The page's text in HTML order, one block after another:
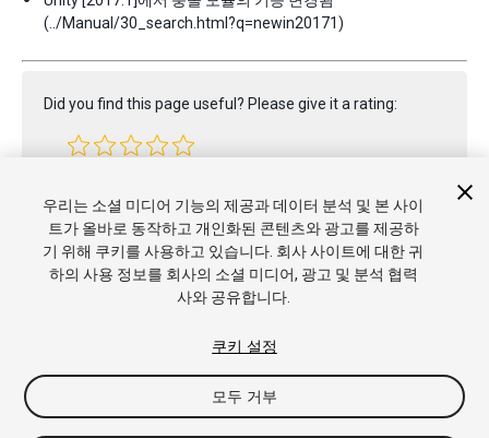
(../Manual/30_search.html?q=newin20171)
Did you find this page useful? Please give it a rating:
Copyright © 2020 Unity Technologies. Publication 2020.1
우리는 소셜 미디어 기능의 제공과 데이터 분석 및 본 사이
트가 올바로 동작하고 개인화된 콘텐츠와 광고를 제공하
기 위해 쿠키를 사용하고 있습니다. 회사 사이트에 대한 귀
하의 사용 정보를 회사의 소셜 미디어, 광고 및 분석 협력
사와 공유합니다.
쿠키 설정
모두 거부